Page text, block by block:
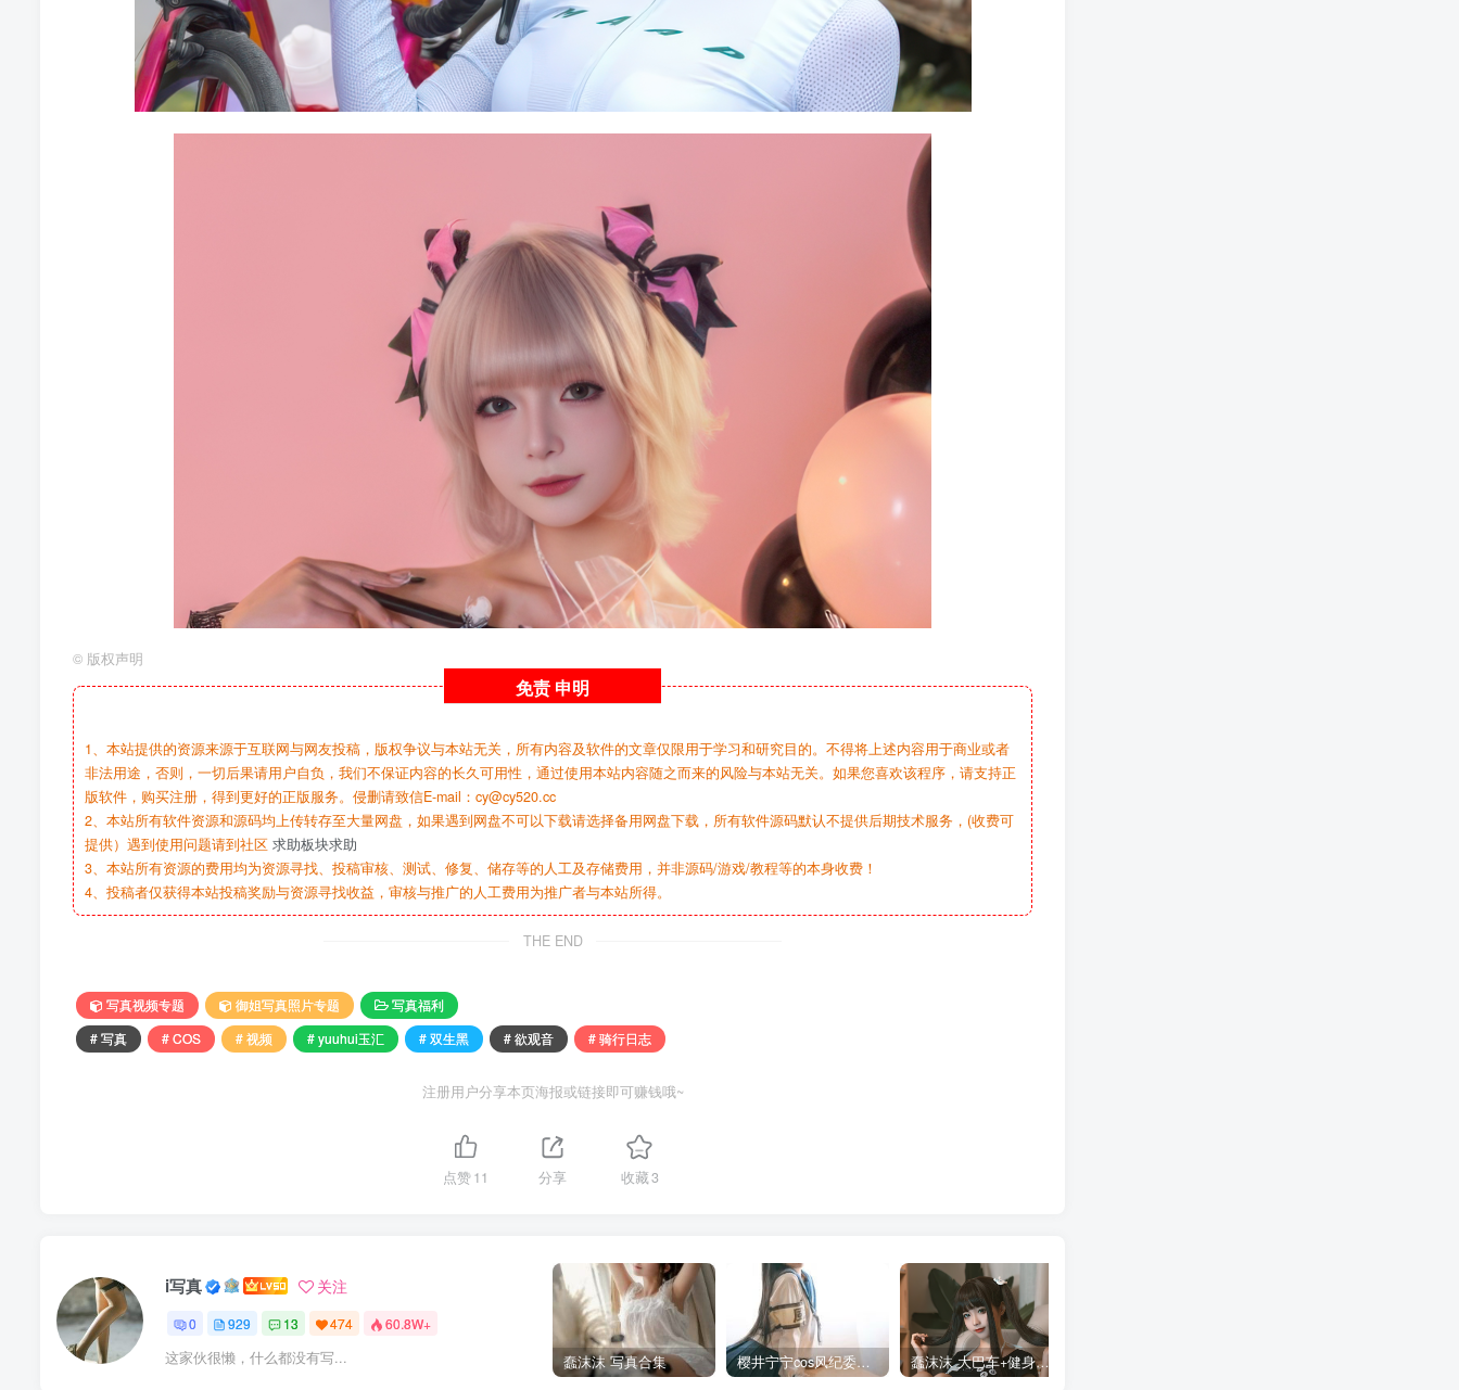
© 版权声明
免责 申明
1、本站提供的资源来源于互联网与网友投稿，版权争议与本站无关，所有内容及软件的文章仅限用于学习和研究目的。不得将上述内容用于商业或者
非法用途，否则，一切后果请用户自负，我们不保证内容的长久可用性，通过使用本站内容随之而来的风险与本站无关。如果您喜欢该程序，请支持正
版软件，购买注册，得到更好的正版服务。侵删请致信E-mail：cy@cy520.cc
2、本站所有软件资源和源码均上传转存至大量网盘，如果遇到网盘不可以下载请选择备用网盘下载，所有软件源码默认不提供后期技术服务，(收费可
提供）遇到使用问题请到社区 求助板块求助
3、本站所有资源的费用均为资源寻找、投稿审核、测试、修复、储存等的人工及存储费用，并非源码/游戏/教程等的本身收费！
4、投稿者仅获得本站投稿奖励与资源寻找收益，审核与推广的人工费用为推广者与本站所得。
THE END
写真视频专题 御姐写真照片专题
写真福利
# 写真
# COS # 视频 # yuuhui玉汇 # 双生黑 # 欲观音 # 骑行日志
注册用户分享本页海报或链接即可赚钱哦~
点赞11 分享 收藏3
i写真 关注
0 929 13 474 60.8W+
这家伙很懒，什么都没有写... 蠢沫沫 写真合集 樱井宁宁cos风纪委员写真套图 蠢沫沫 大巴车+健身环+埃及喵COS写真合集